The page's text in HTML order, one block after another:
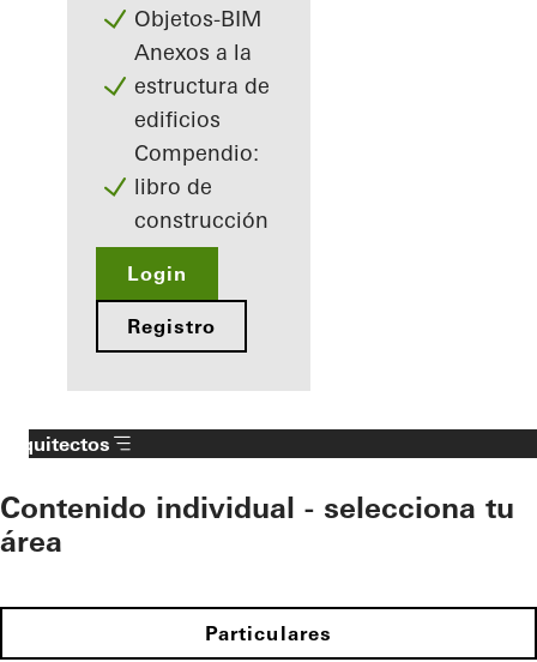
Objetos-BIM
Anexos a la
estructura de
edificios
Compendio:
libro de
construcción
Login
Registro
Arquitectos
Contenido individual - selecciona tu
área
Particulares